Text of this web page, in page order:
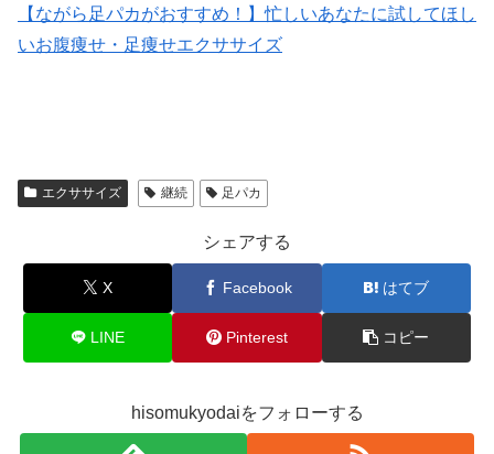
【ながら足パカがおすすめ！】忙しいあなたに試してほし
いお腹痩せ・足痩せエクササイズ
エクササイズ 継続 足パカ
シェアする
X Facebook はてブ
LINE Pinterest コピー
hisomukyodaiをフォローする